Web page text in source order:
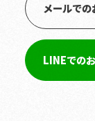
メールで
LINEでの